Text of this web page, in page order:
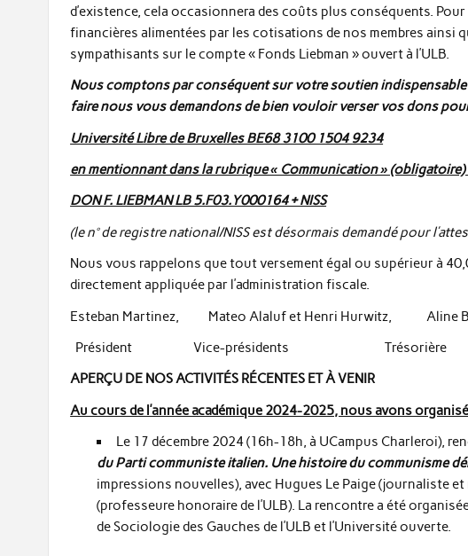
d’existence, cela occasionnera des coûts plus conséquents.
financières alimentées par les cotisations de nos membres ainsi
sympathisants sur le compte « Fonds Liebman » ouvert à l’ULB.
Nous comptons par conséquent sur votre soutien
faire nous vous demandons de bien vouloir verser vos dons
Université Libre de Bruxelles BE68 3100 1504 9234
en mentionnant dans la rubrique « Communication » (obligatoire)
DON F. LIEBMAN LB 5.F03.Y000164 + NISS
(le n° de registre national/NISS est désormais demandé pour
Nous vous rappelons que tout versement égal ou supérieur à
directement appliquée par l’administration fiscale.
Esteban Martinez, Mateo Alaluf et Henri Hurwitz,
Président Vice-présidents Trésorière
APERÇU DE NOS ACTIVITÉS RÉCENTES ET À VENIR
Au cours de l’année académique 2024-2025, nous avons organisé
Le 17 décembre 2024 (16h-18h, à UCampus Charleroi),
du Parti communiste italien. Une histoire du communisme
impressions nouvelles), avec Hugues Le Paige (journaliste
(professeure honoraire de l’ULB). La rencontre a été
de Sociologie des Gauches de l’ULB et l’Université ouverte.